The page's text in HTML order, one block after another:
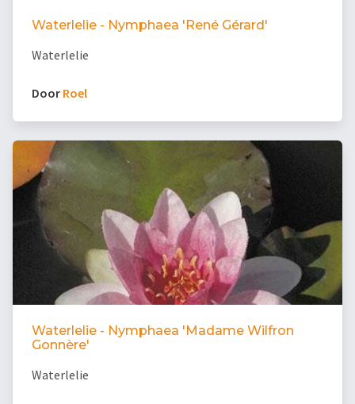
Waterlelie - Nymphaea 'René Gérard'
Waterlelie
Door Roel
Waterlelie - Nymphaea 'Madame Wilfron
Gonnère'
Waterlelie